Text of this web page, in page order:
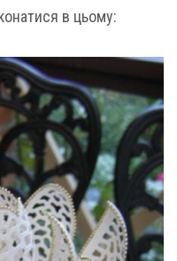
в цьому: